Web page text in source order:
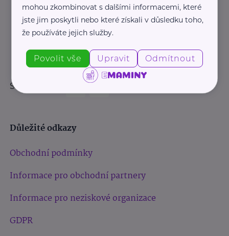
Sledujte nás:
Důležité odkazy
Obchodní podmínky
Informace pro obchodní partnery
Informace pro neziskové organizace
GDPR
mohou zkombinovat s dalšími informacemi, které
jste jim poskytli nebo které získali v důsledku toho,
že používáte jejich služby.
Povolit vše Upravit Odmítnout